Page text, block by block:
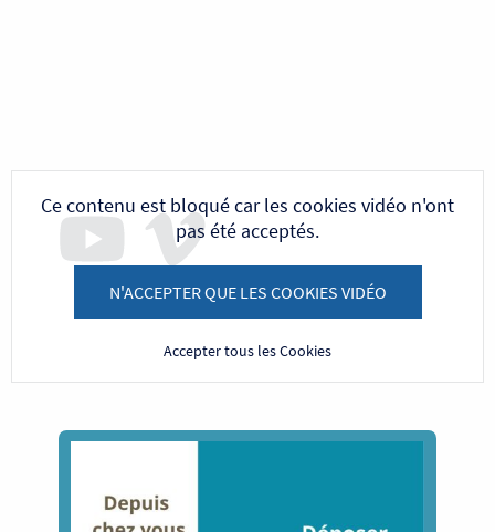
Ce contenu est bloqué car les cookies vidéo n'ont
pas été acceptés.
N'ACCEPTER QUE LES COOKIES VIDÉO
Accepter tous les Cookies